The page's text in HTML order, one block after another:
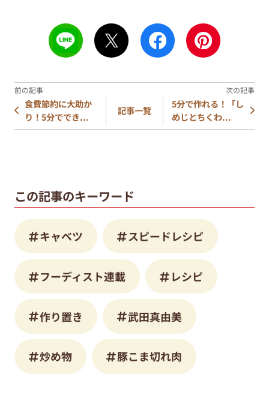
食費節約に大助か
り！5分ででき...
記事一覧
5分で作れる！「し
めじとちくわ...
この記事のキーワード
キャベツ スピードレシピ
フーディスト連載 レシピ
作り置き 武田真由美
炒め物 豚こま切れ肉